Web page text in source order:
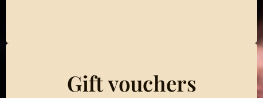
Gift vouchers